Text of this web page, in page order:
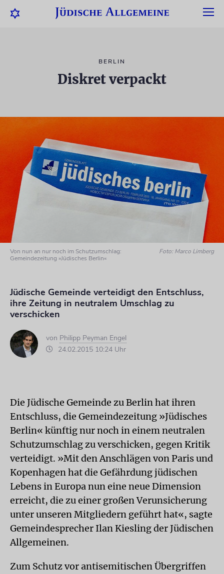
BERLIN
Diskret verpackt
Von nun an nur noch im Schutzumschlag:
Gemeindezeitung »Jüdisches Berlin«
Foto: Marco Limberg
Jüdische Gemeinde verteidigt den Entschluss,
ihre Zeitung in neutralem Umschlag zu
verschicken
von Philipp Peyman Engel
24.02.2015 10:24 Uhr
Die Jüdische Gemeinde zu Berlin hat ihren
Entschluss, die Gemeindezeitung »Jüdisches
Berlin« künftig nur noch in einem neutralen
Schutzumschlag zu verschicken, gegen Kritik
verteidigt. »Mit den Anschlägen von Paris und
Kopenhagen hat die Gefährdung jüdischen
Lebens in Europa nun eine neue Dimension
erreicht, die zu einer großen Verunsicherung
unter unseren Mitgliedern geführt hat«, sagte
Gemeindesprecher Ilan Kiesling der Jüdischen
Allgemeinen.
Zum Schutz vor antisemitischen Übergriffen